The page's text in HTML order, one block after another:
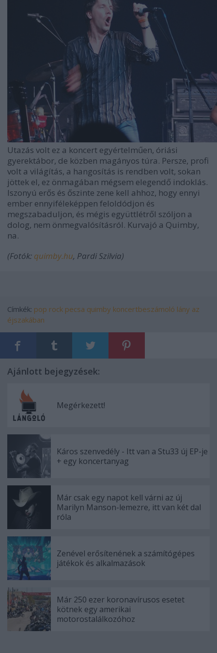
Utazás volt ez a koncert egyértelműen, óriási
gyerektábor, de közben magányos túra. Persze, profi
volt a világítás, a hangosítás is rendben volt, sokan
jöttek el, ez önmagában mégsem elegendő indoklás.
Iszonyú erős és őszinte zene kell ahhoz, hogy ennyi
ember ennyiféleképpen feloldódjon és
megszabaduljon, és mégis együttlétről szóljon a
dolog, nem önmegvalósításról. Kurvajó a Quimby,
na.
(Fotók: quimby.hu, Pardi Szilvia)
Címkék: pop rock pecsa quimby koncertbeszámoló lány az
éjszakában
Ajánlott bejegyzések:
Megérkezett!
Káros szenvedély - Itt van a Stu33 új EP-je
+ egy koncertanyag
Már csak egy napot kell várni az új
Marilyn Manson-lemezre, itt van két dal
róla
Zenével erősítenének a számítógépes
játékok és alkalmazások
Már 250 ezer koronavírusos esetet
kötnek egy amerikai
motorostalálkozóhoz